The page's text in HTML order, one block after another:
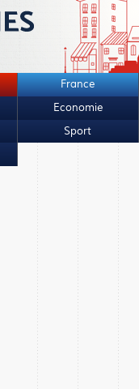
France
Economie
Sport